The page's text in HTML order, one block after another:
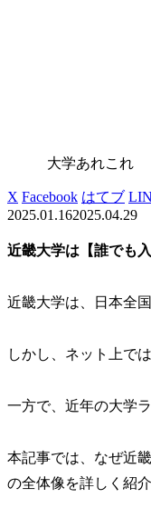
大学あれこれ
X Facebook はてブ
2025.01.162025.04.29
近畿大学は【誰でも
近畿大学は、日本全
しかし、ネット上で
一方で、近年の大学
本記事では、なぜ近
の全体像を詳しく紹介